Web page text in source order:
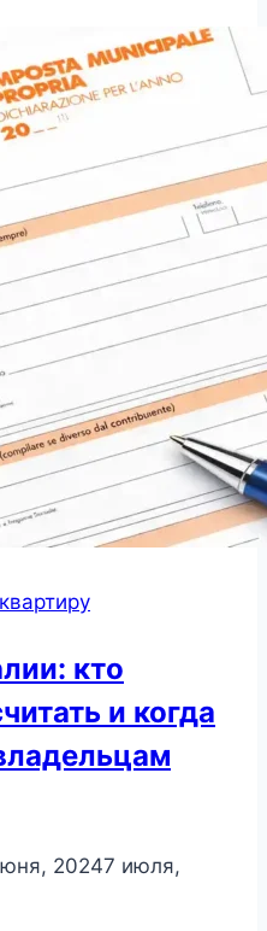
кто
и когда
20247 июля,